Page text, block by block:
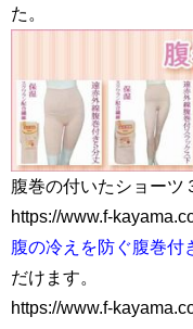
た。
腹巻の付いたショーツ
https://www.f-
腹の冷えを防ぐ腹巻付
だけます。
https://www.f-